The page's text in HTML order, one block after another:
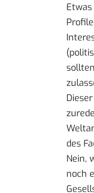
des
Nein,
noch